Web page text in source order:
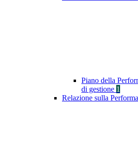
Piano della
di gestione 1
Relazione sulla